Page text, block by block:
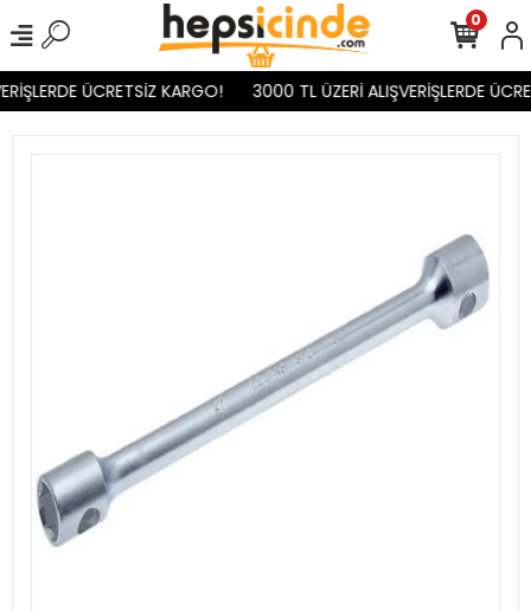
ÜCRETSİZ KARGO! 3000 TL ÜZERİ ALIŞVERİŞLERDE
0